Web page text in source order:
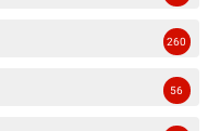
260
56